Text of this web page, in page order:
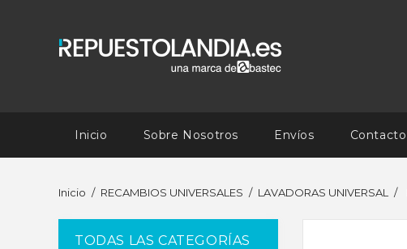
Inicio Sobre Nosotros Envíos Contacto
Inicio RECAMBIOS UNIVERSALES LAVADORAS UNIVERSAL
TODAS LAS CATEGORÍAS